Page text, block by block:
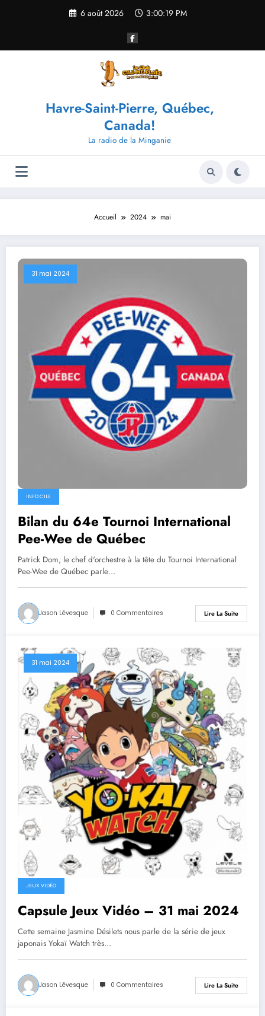
6 août 2026 3:00:19 PM
Havre-Saint-Pierre, Québec,
Canada!
La radio de la Minganie
Accueil 2024 mai
31 mai 2024
INFO CILE
Bilan du 64e Tournoi International
Pee-Wee de Québec
Patrick Dom, le chef d'orchestre à la tête du Tournoi International
Pee-Wee de Québec parle…
Jason Lévesque 0 Commentaires Lire La Suite
31 mai 2024
JEUX VIDÉO
Capsule Jeux Vidéo – 31 mai 2024
Cette semaine Jasmine Désilets nous parle de la série de jeux
japonais Yokaï Watch très…
Jason Lévesque 0 Commentaires Lire La Suite